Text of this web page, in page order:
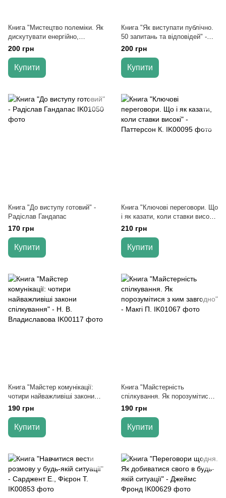
Книга "Мистецтво полеміки. Як
дискутувати енергійно,
переконливо, впевнено" -
Херрінг Д.
200 грн
Купити
Книга "Як виступати публічно.
50 запитань та відповідей" -
Непряхін Н.
200 грн
Купити
Книга "До виступу готовий" -
Радіслав Гандапас
170 грн
Купити
Книга "Ключові переговори. Що
і як казати, коли ставки високі"
- Паттерсон К.
210 грн
Купити
Книга "Майстер комунікації:
чотири найважливіші закони
спілкування" - Н. В.
Владиславова
190 грн
Купити
Книга "Майстерність
спілкування. Як порозумітися з
ким завгодно" - Макгі П.
190 грн
Купити